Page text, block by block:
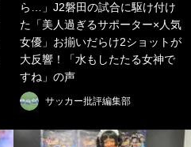
ら…」J2磐田の試合に駆け付け
た「美人過ぎるサポーター×人気
女優」お揃いだらけ2ショットが
大反響！「水もしたたる女神で
すね」の声
サッカー批評編集部